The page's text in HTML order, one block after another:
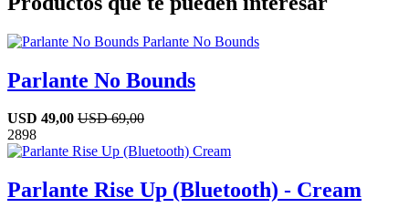
Parlante No Bounds
USD 49,00 USD 69,00
2898
Parlante Rise Up (Bluetooth) - Cream